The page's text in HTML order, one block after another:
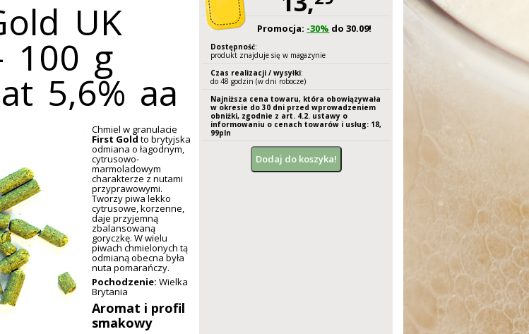
UK
100 g
5,6% aa
Chmiel w granulacie
First Gold to brytyjska
odmiana o łagodnym,
cytrusowo-
marmoladowym
charakterze z nutami
przyprawowymi.
Tworzy piwa lekko
cytrusowe, korzenne,
daje przyjemną
zbalansowaną
goryczkę. W wielu
piwach chmielonych tą
odmianą obecna była
nuta pomarańczy.
Pochodzenie: Wielka
Brytania
Aromat i profil
smakowy
Promocja: -30% do 30.09!
Dostępność:
produkt znajduje się w magazynie
Czas realizacji / wysyłki:
do 48 godzin (w dni robocze)
Najniższa cena towaru, która obowiązywała
w okresie do 30 dni przed wprowadzeniem
obniżki, zgodnie z art. 4.2. ustawy o
informowaniu o cenach towarów i usług: 18,
99pln